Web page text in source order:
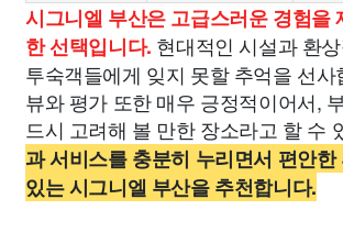
시그니엘 부산은 고급스러운 경험을
한 선택입니다. 현대적인 시설과 환
투숙객들에게 잊지 못할 추억을 선사
뷰와 평가 또한 매우 긍정적이어서,
드시 고려해 볼 만한 장소라고 할 수
과 서비스를 충분히 누리면서 편안
있는 시그니엘 부산을 추천합니다.